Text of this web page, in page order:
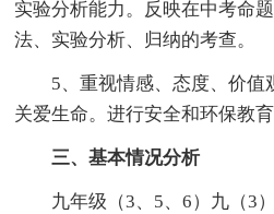
实验分析能力。反映在中考命
法、实验分析、归纳的考查。
5、重视情感、态度、价值
关爱生命。进行安全和环保教
三、基本情况分析
九年级（3、5、6）九（3